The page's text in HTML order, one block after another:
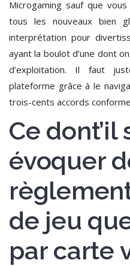
Microgaming sauf que
tous les nouveaux bien
interprétation pour
ayant la boulot d’une dont
d’exploitation. Il faut
plateforme grâce à le
trois-cents accords
Ce dont’il
évoquer
de jeu
par carte